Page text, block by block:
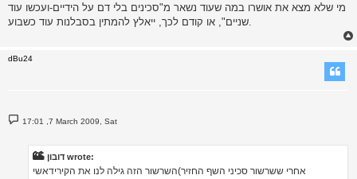
מי שלא מצא את אושרו במה שעוד נשאר מ"סכינים בלי דם על הידיים-ועכשו עוד
dBu24
P
o
17:01 ,7 March 2009, Sat
דובון wrote:
השרשור הזה גילה לנו את הקירידאשי(אחרי ששרשור סכיני השף החזיר